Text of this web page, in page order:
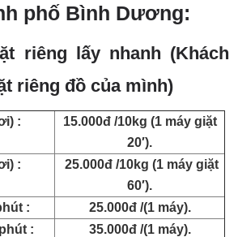
phố Bình Dương:
riêng lấy nhanh (Khách
riêng đồ của mình)
:
15.000đ /10kg (1 máy giặt
20′).
:
25.000đ /10kg (1 máy giặt
60′).
:
25.000đ /(1 máy).
:
35.000đ /(1 máy).